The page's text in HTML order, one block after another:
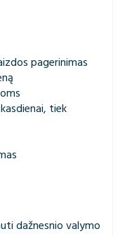
pagerinimas
tiek
dažnesnio valymo